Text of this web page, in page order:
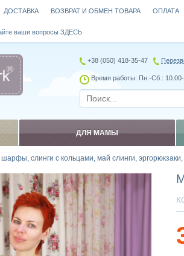
слинги с кольцами, май слинги,
ДОСТАВКА ВОЗВРАТ И ОБМЕН ТОВАРА ОПЛАТА
ваши вопросы ЗДЕСЬ
+38 (050) 418-35-47
Время работы: Пн.-Сб.:
ДЛЯ МАМЫ